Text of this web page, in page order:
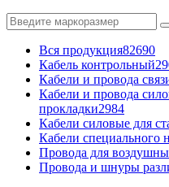
Вся продукция82690
Кабель контрольный
Кабели и провода
Кабели и провода
прокладки2984
Кабели силовые для
Кабели специального
Провода для
Провода и шнуры